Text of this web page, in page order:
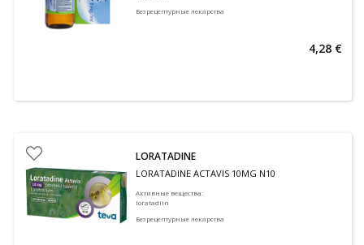
Безрецептурные лекарства
4,28 €
LORATADINE
LORATADINE ACTAVIS 10MG N10
Активные вещества:
loratadiin
Безрецептурные лекарства